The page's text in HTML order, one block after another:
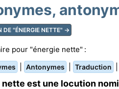
DE "ÉNERGIE NETTE" →
pour "énergie nette" :
Antonymes Traduction
nette est une locution